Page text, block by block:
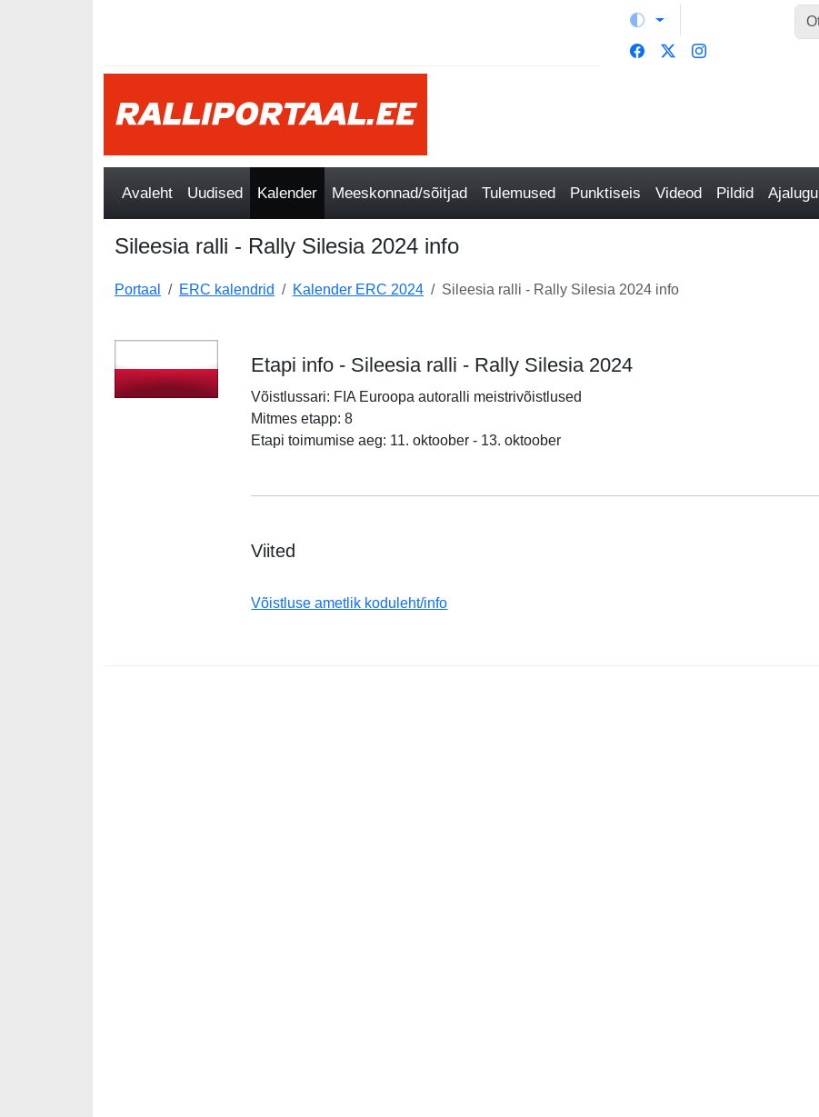
Avaleht Uudised Kalender Meeskonnad/sõitjad Tulemused Punktiseis Videod Pildid Ajalugu
Sileesia ralli - Rally Silesia 2024 info
Portaal ERC kalendrid Kalender ERC 2024 Sileesia ralli - Rally Silesia 2024 info
Etapi info - Sileesia ralli - Rally Silesia 2024
Võistlussari: FIA Euroopa autoralli meistrivõistlused
Mitmes etapp: 8
Etapi toimumise aeg: 11. oktoober - 13. oktoober
Viited
Võistluse ametlik koduleht/info